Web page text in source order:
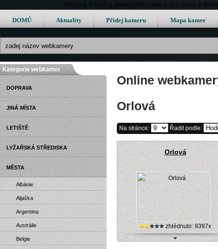
Warning: Creating default object from empty value in /
DOMŮ Aktuality Přidej kameru Mapa kamer
Online
Orlová
Na stránce: Řadit podle:
Orlová
zhlédnuto: 9397x
Kategorie webkamer
DOPRAVA
JINÁ MÍSTA
LETIŠTĚ
LYŽAŘSKÁ STŘEDISKA
MĚSTA
Albánie
Aljaška
Argentina
Austrálie
Belgie